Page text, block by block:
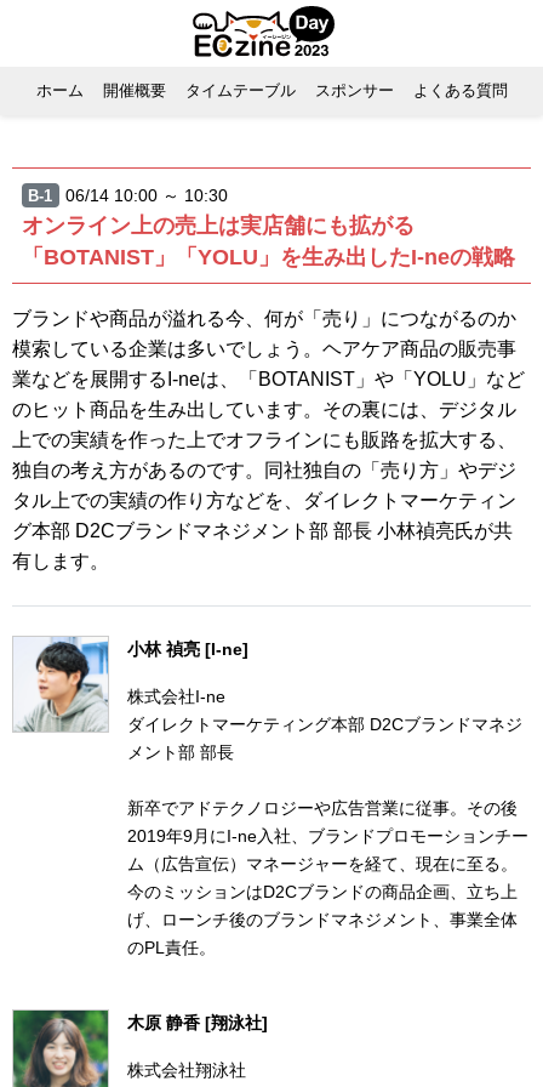
ホーム 開催概要 タイムテーブル スポンサー よくある質問
B-1 06/14 10:00 ～ 10:30
オンライン上の売上は実店舗にも拡がる
「BOTANIST」「YOLU」を生み出したI-neの戦略
ブランドや商品が溢れる今、何が「売り」につながるのか
模索している企業は多いでしょう。ヘアケア商品の販売事
業などを展開するI-neは、「BOTANIST」や「YOLU」など
のヒット商品を生み出しています。その裏には、デジタル
上での実績を作った上でオフラインにも販路を拡大する、
独自の考え方があるのです。同社独自の「売り方」やデジ
タル上での実績の作り方などを、ダイレクトマーケティン
グ本部 D2Cブランドマネジメント部 部長 小林禎亮氏が共
有します。
小林 禎亮 [I-ne]
株式会社I-ne
ダイレクトマーケティング本部 D2Cブランドマネジ
メント部 部長
新卒でアドテクノロジーや広告営業に従事。その後
2019年9月にI-ne入社、ブランドプロモーションチー
ム（広告宣伝）マネージャーを経て、現在に至る。
今のミッションはD2Cブランドの商品企画、立ち上
げ、ローンチ後のブランドマネジメント、事業全体
のPL責任。
木原 静香 [翔泳社]
株式会社翔泳社